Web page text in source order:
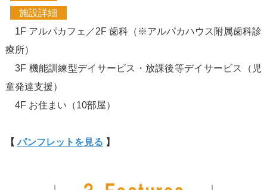
施設詳細
1F アルパカフェ／2F 歯科（※アルパカハウス附属歯科診
療所）
3F 機能訓練型デイサービス・放課後等デイサービス（児
童発達支援）
4F お住まい（10部屋）
【 パンフレットを見る 】